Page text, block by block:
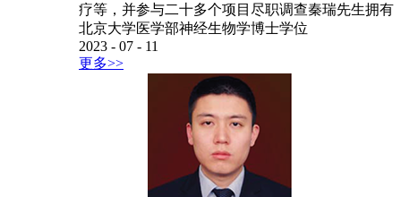
疗等，并参与二十多个项目尽职调查秦瑞先生拥有
北京大学医学部神经生物学博士学位
2023 - 07 - 11
更多>>